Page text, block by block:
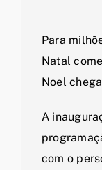
Para
Natal
Noel
A
com o